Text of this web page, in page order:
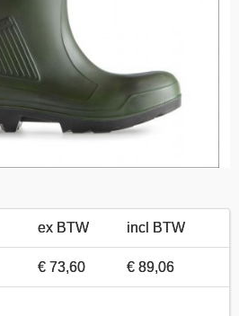
ex BTW incl BTW
€ 73,60 € 89,06